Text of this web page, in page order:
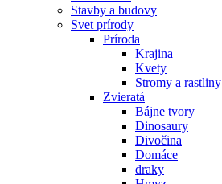
Stavby a budovy
Svet prírody
Príroda
Krajina
Kvety
Stromy a rastliny
Zvieratá
Bájne tvory
Dinosaury
Divočina
Domáce
draky